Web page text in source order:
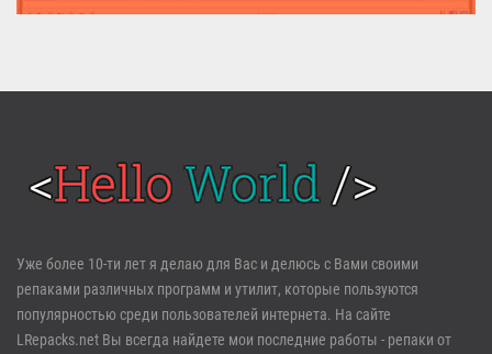
Войти
Регистрация
Забыли пароль?
Уже более 10-ти лет я делаю для Вас и делюсь с Вами своими
репаками различных программ и утилит, которые пользуются
популярностью среди пользователей интернета. На сайте
LRepacks.net Вы всегда найдете мои последние работы - репаки от